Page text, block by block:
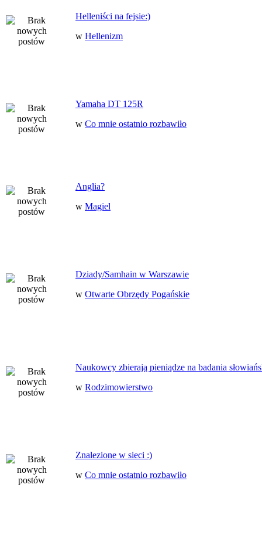
Helleniści na fejsie:)
w Hellenizm
Yamaha DT 125R
w Co mnie ostatnio rozbawiło
Anglia?
w Magiel
Dziady/Samhain w Warszawie
w Otwarte Obrzędy Pogańskie
Naukowcy zbierają pieniądze na badania
w Rodzimowierstwo
Znalezione w sieci :)
w Co mnie ostatnio rozbawiło